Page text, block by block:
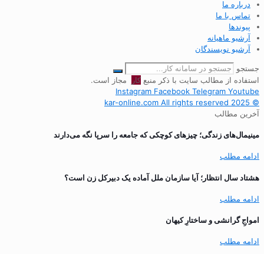
درباره ما
تماس با ما
پیوندها
آرشیو ماهیانه
آرشیو نویسندگان
جستجو
استفاده از مطالب سایت با ذکر منبعکار
مجاز است.
Instagram Facebook Telegram Youtube
© 2025 kar-online.com All rights reserved
آخرین مطالب
مینیمال‌های زندگی؛ چیزهای کوچکی که جامعه را سرپا نگه می‌دارند
ادامه مطلب
هشتاد سال انتظار؛ آیا سازمان ملل آماده یک دبیرکل زن است؟
ادامه مطلب
‌امواجِ گرانشی و ساختارِ کیهان
ادامه مطلب